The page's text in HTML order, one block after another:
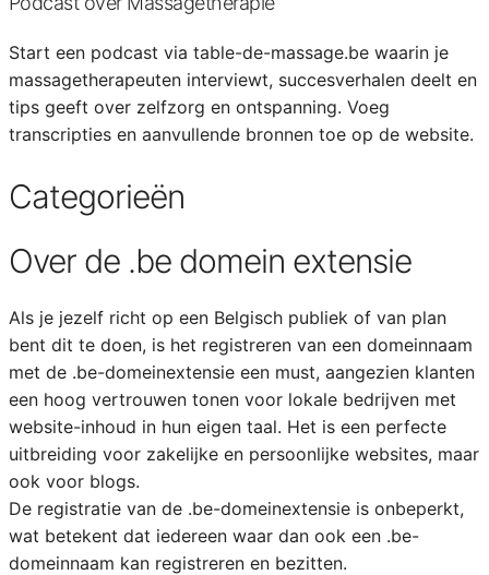
Start een podcast via table-de-massage.be waarin je
massagetherapeuten interviewt, succesverhalen deelt en
tips geeft over zelfzorg en ontspanning. Voeg
transcripties en aanvullende bronnen toe op de website.
Categorieën
Over de .be domein extensie
Als je jezelf richt op een Belgisch publiek of van plan
bent dit te doen, is het registreren van een domeinnaam
met de .be-domeinextensie een must, aangezien klanten
een hoog vertrouwen tonen voor lokale bedrijven met
website-inhoud in hun eigen taal. Het is een perfecte
uitbreiding voor zakelijke en persoonlijke websites, maar
ook voor blogs.
De registratie van de .be-domeinextensie is onbeperkt,
wat betekent dat iedereen waar dan ook een .be-
domeinnaam kan registreren en bezitten.